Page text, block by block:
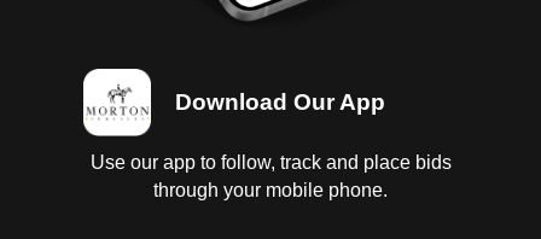
Download Our App
Use our app to follow, track and place bids
through your mobile phone.